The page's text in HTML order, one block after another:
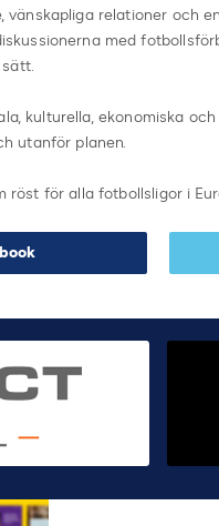
vänskapliga relationer och
med
kulturella, ekonomiska
utanför planen.
röst för alla fotbollsligor i